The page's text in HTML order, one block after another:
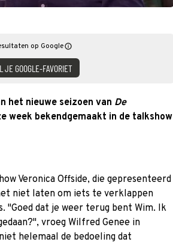
op Google
JE GOOGLE-FAVORIET
het nieuwe seizoen van De
week bekendgemaakt in de talkshow
Veronica Offside, die gepresenteerd
niet laten om iets te verklappen
''Goed dat je weer terug bent Wim. Ik
vroeg Wilfred Genee in
helemaal de bedoeling dat